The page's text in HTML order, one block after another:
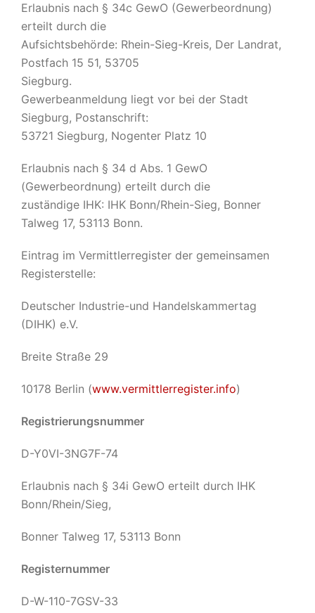
Erlaubnis nach § 34c GewO (Gewerbeordnung)
erteilt durch die
Aufsichtsbehörde: Rhein-Sieg-Kreis, Der Landrat,
Postfach 15 51, 53705
Siegburg.
Gewerbeanmeldung liegt vor bei der Stadt
Siegburg, Postanschrift:
53721 Siegburg, Nogenter Platz 10
Erlaubnis nach § 34 d Abs. 1 GewO
(Gewerbeordnung) erteilt durch die
zuständige IHK: IHK Bonn/Rhein-Sieg, Bonner
Talweg 17, 53113 Bonn.
Eintrag im Vermittlerregister der gemeinsamen
Registerstelle:
Deutscher Industrie-und Handelskammertag
(DIHK) e.V.
Breite Straße 29
10178 Berlin (www.vermittlerregister.info)
Registrierungsnummer
D-Y0VI-3NG7F-74
Erlaubnis nach § 34i GewO erteilt durch IHK
Bonn/Rhein/Sieg,
Bonner Talweg 17, 53113 Bonn
Registernummer
D-W-110-7GSV-33